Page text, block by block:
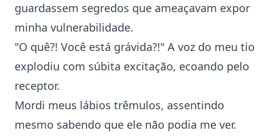
guardassem segredos que ameaçavam expor
minha vulnerabilidade.
"O quê?! Você está grávida?!" A voz do meu tio
explodiu com súbita excitação, ecoando pelo
receptor.
Mordi meus lábios trêmulos, assentindo
mesmo sabendo que ele não podia me ver.